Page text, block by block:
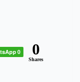
0 0
Shares